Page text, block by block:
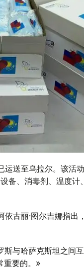
送至乌拉尔。该活
备、消毒剂、温度计
古丽·图尔吉娜指出
斯与哈萨克斯坦之间
重要的。»